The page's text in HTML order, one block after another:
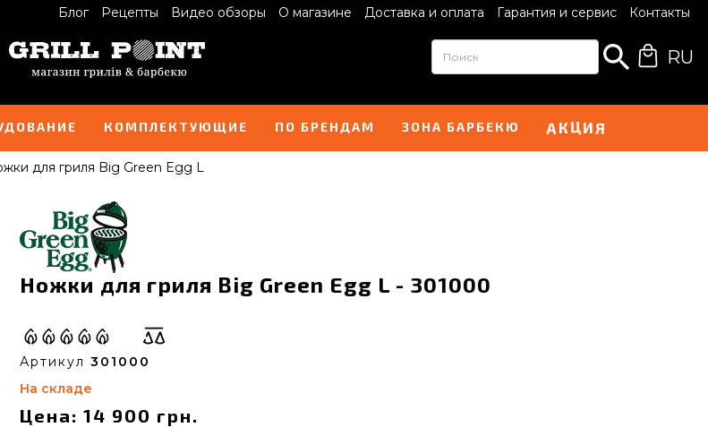
Блог Рецепты Видео обзоры О магазине Доставка и оплата Гарантия и сервис Контакты
RU
КОМПЛЕКТУЮЩИЕ ПО БРЕНДАМ ЗОНА БАРБЕКЮ АКЦИЯ
для гриля Big Green Egg L
Ножки для гриля Big Green Egg L - 301000
Артикул 301000
На складе
Цена: 14 900 грн.